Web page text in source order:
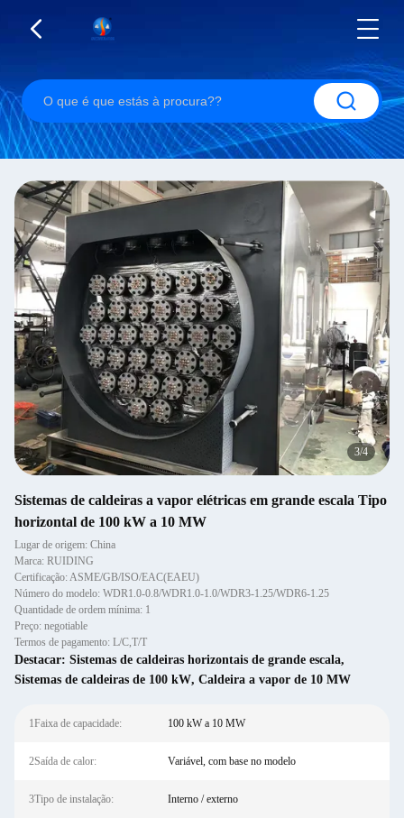
3/4
Sistemas de caldeiras a vapor elétricas em grande escala Tipo
horizontal de 100 kW a 10 MW
Lugar de origem: China
Marca: RUIDING
Certificação: ASME/GB/ISO/EAC(EAEU)
Número do modelo: WDR1.0-0.8/WDR1.0-1.0/WDR3-1.25/WDR6-1.25
Quantidade de ordem mínima: 1
Preço: negotiable
Termos de pagamento: L/C,T/T
Destacar: Sistemas de caldeiras horizontais de grande escala,
Sistemas de caldeiras de 100 kW, Caldeira a vapor de 10 MW
1Faixa de capacidade: 100 kW a 10 MW
2Saída de calor: Variável, com base no modelo
3Tipo de instalação: Interno / externo